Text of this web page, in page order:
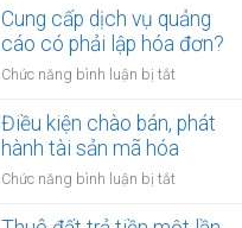
Cung cấp dịch vụ quảng
cáo có phải lập hóa đơn?
Chức năng bình luận bị tắt
cấp
dịch
quảng
Điều kiện chào bán, phát
hành tài sản mã hóa
Chức năng bình luận bị tắt
kiện